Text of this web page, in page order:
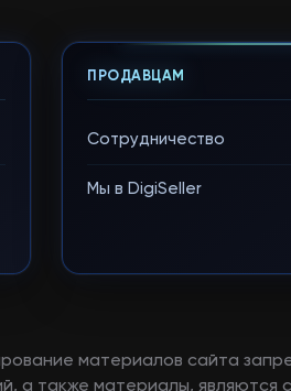
ПРОДАВЦАМ
Сотрудничество
Мы в DigiSeller
материалов сайта
а также материалы, являются